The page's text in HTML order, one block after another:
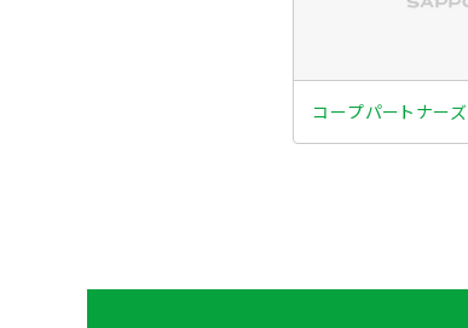
コープパートナーズ